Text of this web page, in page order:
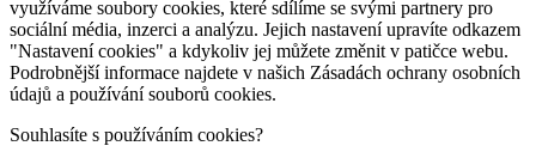
využíváme soubory cookies, které sdílíme se svými partnery pro
sociální média, inzerci a analýzu. Jejich nastavení upravíte odkazem
"Nastavení cookies" a kdykoliv jej můžete změnit v patičce webu.
Podrobnější informace najdete v našich Zásadách ochrany osobních
údajů a používání souborů cookies.
Souhlasíte s používáním cookies?